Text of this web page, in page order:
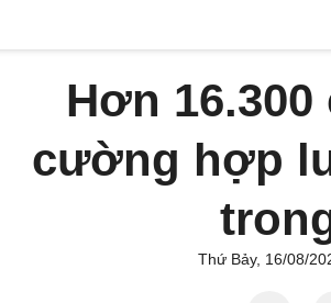
Hơn
cường hợp
Thứ Bảy, 16/08/